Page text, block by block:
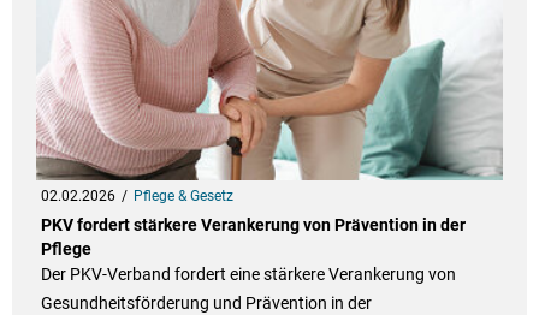
02.02.2026 Pflege & Gesetz
PKV fordert stärkere Verankerung von Prävention in der
Pflege
Der PKV-Verband fordert eine stärkere Verankerung von
Gesundheitsförderung und Prävention in der